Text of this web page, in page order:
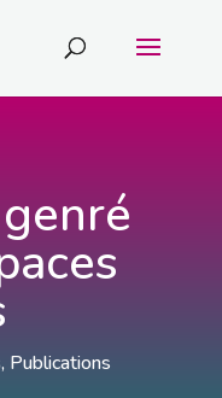
, Publications